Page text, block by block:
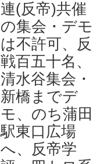
連(反帝)共催
の集会・デモ
は不許可、反
戦百五十名、
清水谷集会・
新橋までデ
モ、のち蒲田
駅東口広場
へ、反帝学